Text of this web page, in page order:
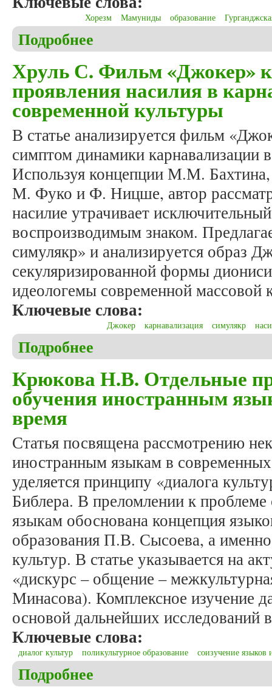
Хорезм Мамуниды образование
Подробнее
Хруль С. Фильм «Джокер»
проявления насилия в
современной культуры
В статье анализируется фильм
симптом динамики карнавализации
Используя концепции М.М.
М. Фуко и Ф. Ницше, автор
насилие утрачивает
воспроизводимым знаком.
симулякр» и анализируется образ
секуляризированной формы
идеологемы современной массовой
Ключевые слова:
Джокер карнавализация симулякр
Подробнее
Крюкова Н.В. Отдельные
обучения иностранным
время
Статья посвящена рассмотрению
иностранным языкам в
уделяется принципу «диалога
Библера. В преломлении к
языкам обоснована концепция
образования П.В. Сысоева, а
культур. В статье указывается на
«дискурс – общение –
Минасова). Комплексное изучение
основой дальнейших исследований
Ключевые слова:
диалог культур поликультурное образование соизучение языков
Подробнее